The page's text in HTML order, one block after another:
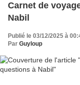
Carnet de
Nabil
Publié le 03/12/2025 à
Par Guyloup